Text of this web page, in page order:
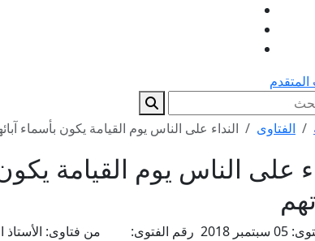
الفتاوى النداء على الناس يوم القيامة يكون بأسماء
على الناس يوم القيامة
05 سبتمبر 2018 رقم الفتوى:
من فتاوى: